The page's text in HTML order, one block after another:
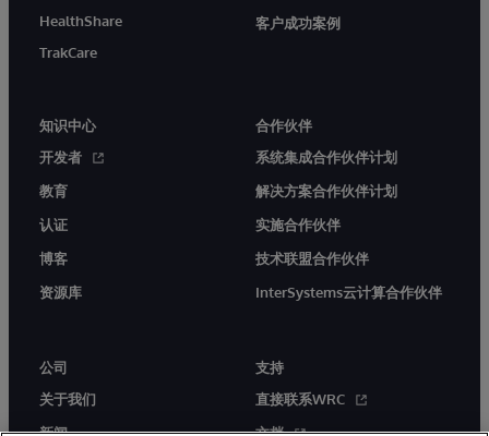
HealthShare
TrakCare
客户成功案例
知识中心
开发者
教育
认证
博客
资源库
合作伙伴
系统集成合作伙伴计划
解决方案合作伙伴计划
实施合作伙伴
技术联盟合作伙伴
InterSystems云计算合作伙伴
公司
关于我们
支持
直接联系WRC